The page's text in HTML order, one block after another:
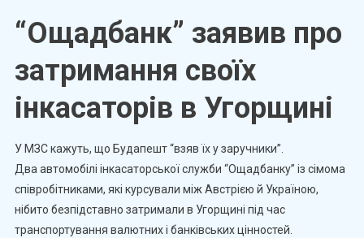
Заявив
Про
“Ощадбанк” заявив про
затримання своїх
інкасаторів в Угорщині
У МЗС кажуть, що Будапешт “взяв їх у заручники”.
Два автомобілі інкасаторської служби “Ощадбанку” із сімома
співробітниками, які курсували між Австрією й Україною,
нібито безпідставно затримали в Угорщині під час
транспортування валютних і банківських цінностей.